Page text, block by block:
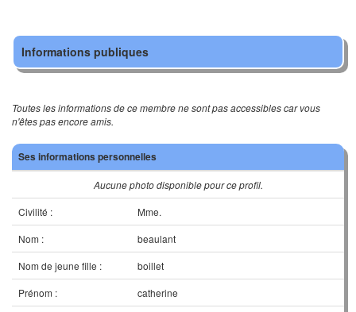
Informations publiques
Toutes les informations de ce membre ne sont pas accessibles car vous
n'êtes pas encore amis.
Ses informations personnelles
Aucune photo disponible pour ce profil.
Civilité :
Mme.
Nom :
beaulant
Nom de jeune fille :
boillet
Prénom :
catherine